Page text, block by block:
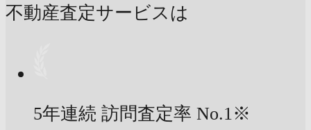
不動産査定サービスは
5年連続 訪問査定率 No.1※